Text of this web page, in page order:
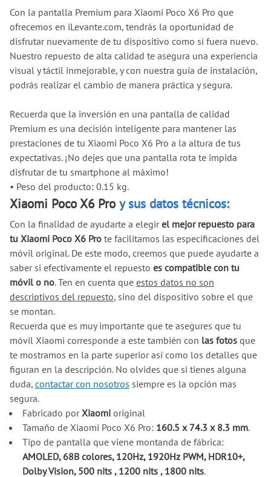
Con la pantalla Premium para Xiaomi Poco X6 Pro que
ofrecemos en iLevante.com, tendrás la oportunidad de
disfrutar nuevamente de tu dispositivo como si fuera nuevo.
Nuestro repuesto de alta calidad te asegura una experiencia
visual y táctil inmejorable, y con nuestra guía de instalación,
podrás realizar el cambio de manera práctica y segura.
Recuerda que la inversión en una pantalla de calidad
Premium es una decisión inteligente para mantener las
prestaciones de tu Xiaomi Poco X6 Pro a la altura de tus
expectativas. ¡No dejes que una pantalla rota te impida
disfrutar de tu smartphone al máximo!
• Peso del producto: 0.15 kg.
Xiaomi Poco X6 Pro y sus datos técnicos:
Con la finalidad de ayudarte a elegirel mejor repuesto para
tu Xiaomi Poco X6 Pro te facilitamos las especificaciones del
móvil original. De este modo, creemos que puede ayudarte a
saber si efectivamente el repuesto es compatible con tu
móvil o no. Ten en cuenta que estos datos no son
descriptivos del repuesto, sino del dispositivo sobre el que
se montan.
Recuerda que es muy importante que te asegures que tu
móvil Xiaomi corresponde a este también con las fotos que
te mostramos en la parte superior así como los detalles que
figuran en la descripción. No olvides que si tienes alguna
duda, contactar con nosotros siempre es la opción mas
segura.
Fabricado porXiaomioriginal
Tamaño de Xiaomi Poco X6 Pro: 160.5 x 74.3 x 8.3 mm.
Tipo de pantalla que viene montanda de fábrica:
AMOLED, 68B colores, 120Hz, 1920Hz PWM, HDR10+,
Dolby Vision, 500 nits , 1200 nits , 1800 nits.